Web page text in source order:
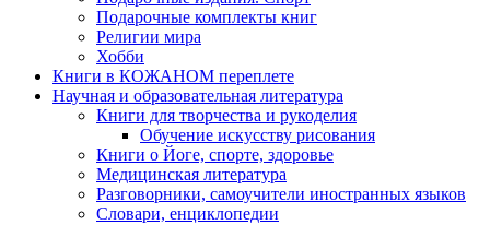
Подарочные комплекты книг
Религии мира
Хобби
Книги в КОЖАНОМ переплете
Научная и образовательная литература
Книги для творчества и рукоделия
Обучение искусству рисования
Книги о Йоге, спорте, здоровье
Медицинская литература
Разговорники, самоучители иностранных языков
Словари, енциклопедии